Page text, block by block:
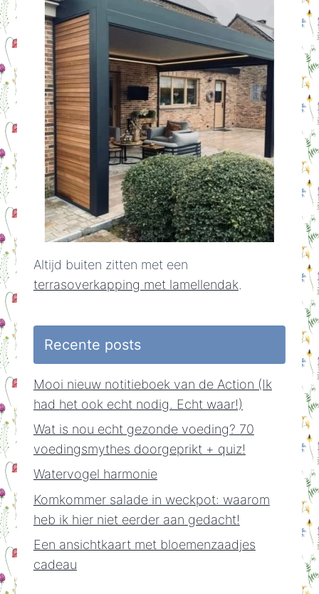
Altijd buiten zitten met een
terrasoverkapping met lamellendak.
Recente posts
Mooi nieuw notitieboek van de Action (Ik
had het ook echt nodig. Echt waar!)
Wat is nou echt gezonde voeding? 70
voedingsmythes doorgeprikt + quiz!
Watervogel harmonie
Komkommer salade in weckpot: waarom
heb ik hier niet eerder aan gedacht!
Een ansichtkaart met bloemenzaadjes
cadeau